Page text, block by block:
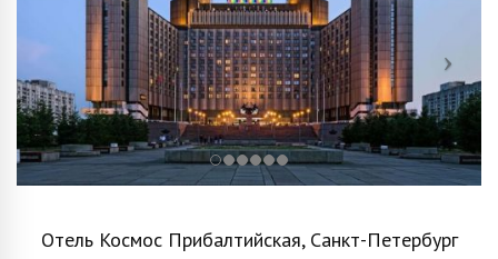
Отель Космос Прибалтийская, Санкт-Петербург